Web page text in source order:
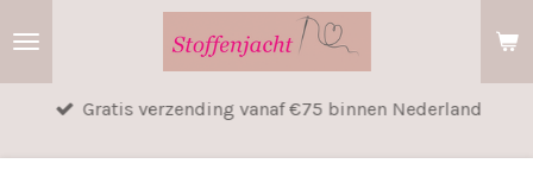
hoofdinhoud
Gratis verzending vanaf €75 binnen Nederland